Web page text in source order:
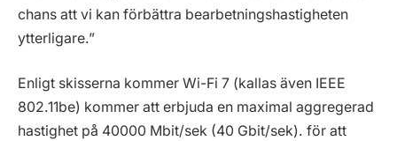
chans att vi kan förbättra bearbetningshastigheten
ytterligare.”
Enligt skisserna kommer Wi-Fi 7 (kallas även IEEE
802.11be) kommer att erbjuda en maximal aggregerad
hastighet på 40000 Mbit/sek (40 Gbit/sek). för att